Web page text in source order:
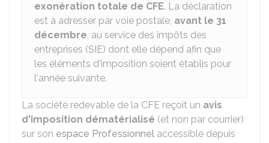
exonération totale de CFE. La déclaration
est à adresser par voie postale, avant le 31
décembre, au service des impôts des
entreprises (SIE) dont elle dépend afin que
les éléments d'imposition soient établis pour
l'année suivante.
La société redevable de la CFE reçoit un avis
d'imposition dématérialisé (et non par courrier)
sur son espace Professionnel accessible depuis